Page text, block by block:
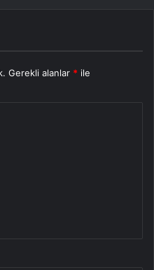
Gerekli alanlar * ile